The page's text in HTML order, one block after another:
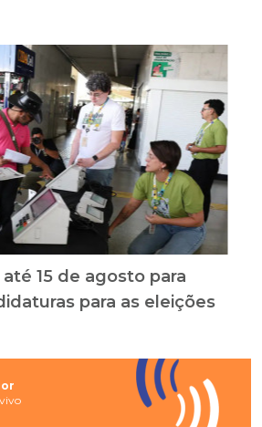
15 de agosto para
para as eleições